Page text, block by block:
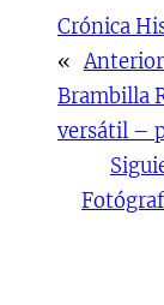
Crónica
«
Brambilla
versátil –